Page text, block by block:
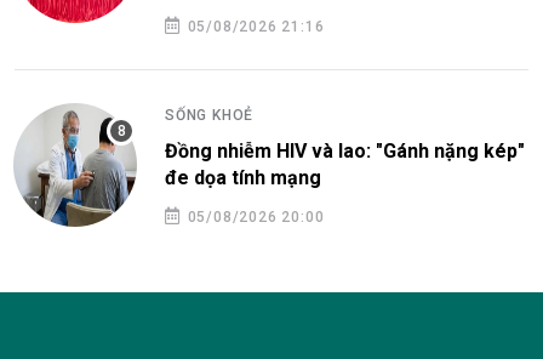
05/08/2026 21:16
SỐNG KHOẺ
Đồng nhiễm HIV và lao: "Gánh nặng kép"
đe dọa tính mạng
05/08/2026 20:00